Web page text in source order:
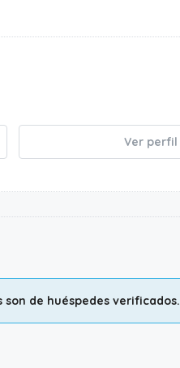
Ver perfil
son de huéspedes verificados.